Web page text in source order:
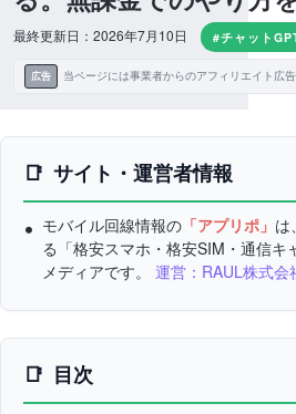
最終更新日：2026年7月10日 #チャット
広告 当ページには事業者からのアフィリエイト広告
サイト・運営者情報
モバイル回線情報の 「アプリポ」 は
る「格安スマホ・格安SIM・通信キ
メディアです。 運営：RAUL株式会
目次